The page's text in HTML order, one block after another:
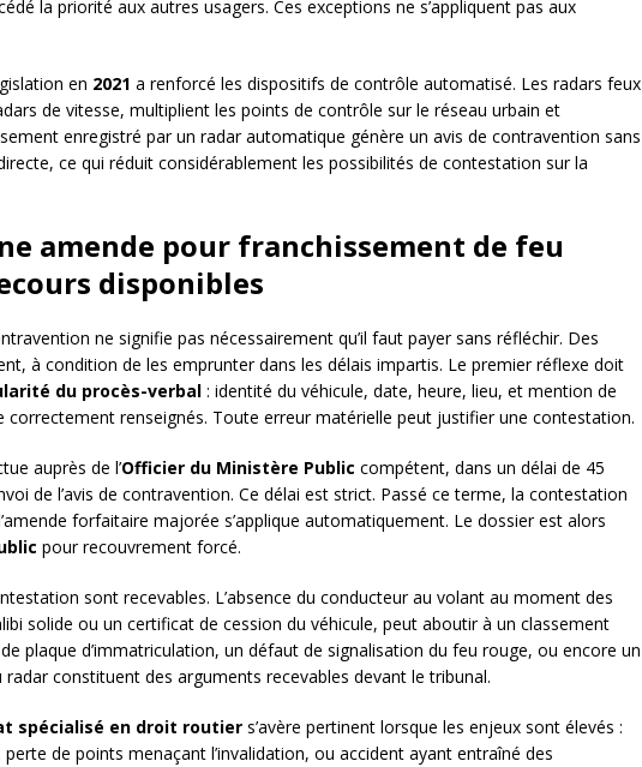
la priorité aux autres usagers. Ces exceptions ne s’appliquent pas aux
en 2021 a renforcé les dispositifs de contrôle automatisé. Les radars feux
de vitesse, multiplient les points de contrôle sur le réseau urbain et
enregistré par un radar automatique génère un avis de contravention sans
ce qui réduit considérablement les possibilités de contestation sur la
amende pour franchissement de feu
disponibles
ne signifie pas nécessairement qu’il faut payer sans réfléchir. Des
à condition de les emprunter dans les délais impartis. Le premier réflexe doit
du procès-verbal : identité du véhicule, date, heure, lieu, et mention de
correctement renseignés. Toute erreur matérielle peut justifier une contestation.
auprès de l’Officier du Ministère Public compétent, dans un délai de 45
de l’avis de contravention. Ce délai est strict. Passé ce terme, la contestation
forfaitaire majorée s’applique automatiquement. Le dossier est alors
pour recouvrement forcé.
sont recevables. L’absence du conducteur au volant au moment des
solide ou un certificat de cession du véhicule, peut aboutir à un classement
plaque d’immatriculation, un défaut de signalisation du feu rouge, ou encore un
constituent des arguments recevables devant le tribunal.
spécialisé en droit routier s’avère pertinent lorsque les enjeux sont élevés :
de points menaçant l’invalidation, ou accident ayant entraîné des